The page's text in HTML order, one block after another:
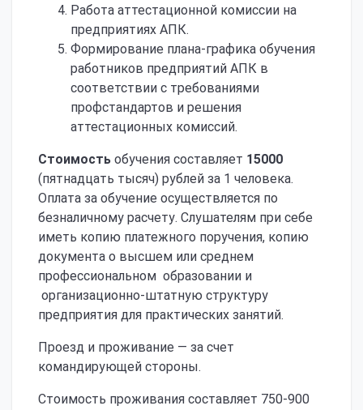
Работа аттестационной комиссии на
предприятиях АПК.
Формирование плана-графика обучения
работников предприятий АПК в
соответствии с требованиями
профстандартов и решения
аттестационных комиссий.
Стоимость обучения составляет 15000
(пятнадцать тысяч) рублей за 1 человека.
Оплата за обучение осуществляется по
безналичному расчету. Слушателям при себе
иметь копию платежного поручения, копию
документа о высшем или среднем
профессиональном образовании и
организационно-штатную структуру
предприятия для практических занятий.
Проезд и проживание — за счет
командирующей стороны.
Стоимость проживания составляет 750-900